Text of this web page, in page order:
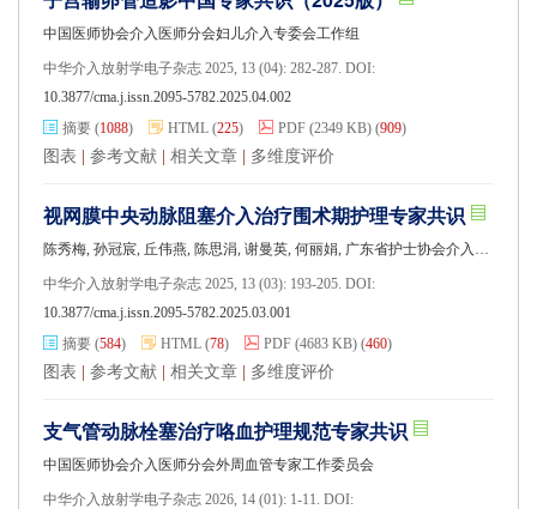
中国医师协会介入医师分会妇儿介入专委会工作组
中华介入放射学电子杂志 2025, 13 (04): 282-287. DOI:
10.3877/cma.j.issn.2095-5782.2025.04.002
摘要 (1088) HTML (225) PDF (2349 KB) (909)
图表 参考文献 相关文章 多维度评价
视网膜中央动脉阻塞介入治疗围术期护理专家共识
陈秀梅, 孙冠宸, 丘伟燕, 陈思涓, 谢曼英, 何丽娟, 广东省护士协会介入护士分会, 广东省医师协会介入医师分会
中华介入放射学电子杂志 2025, 13 (03): 193-205. DOI:
10.3877/cma.j.issn.2095-5782.2025.03.001
摘要 (584) HTML (78) PDF (4683 KB) (460)
图表 参考文献 相关文章 多维度评价
支气管动脉栓塞治疗咯血护理规范专家共识
中国医师协会介入医师分会外周血管专家工作委员会
中华介入放射学电子杂志 2026, 14 (01): 1-11. DOI: